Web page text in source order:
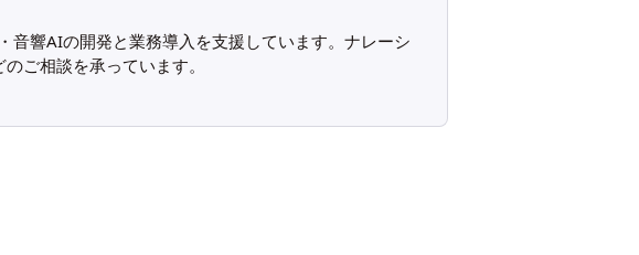
音響AIの開発と業務導入を支援しています。ナレーシ
ご相談を承っています。